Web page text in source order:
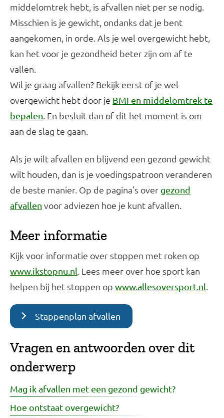
middelomtrek hebt, is afvallen niet per se nodig.
Misschien is je gewicht, ondanks dat je bent
aangekomen, in orde. Als je wel overgewicht hebt,
kan het voor je gezondheid beter zijn om af te
vallen.
Wil je graag afvallen? Bekijk eerst of je wel
overgewicht hebt door je BMI en middelomtrek te
bepalen. En besluit dan of dit het moment is om
aan de slag te gaan.
Als je wilt afvallen en blijvend een gezond gewicht
wilt houden, dan is je voedingspatroon veranderen
de beste manier. Op de pagina’s over gezond
afvallen voor adviezen hoe je kunt afvallen.
Meer informatie
Kijk voor informatie over stoppen met roken op
www.ikstopnu.nl. Lees meer over hoe sport kan
helpen bij het stoppen op www.allesoversport.nl.
Stappenplan afvallen
Vragen en antwoorden over dit
onderwerp
Mag ik afvallen met een gezond gewicht?
Hoe ontstaat overgewicht?